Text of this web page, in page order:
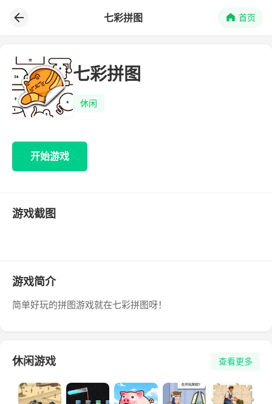
七彩拼图 首页
七彩拼图
休闲
开始游戏
游戏截图
游戏简介
简单好玩的拼图游戏就在七彩拼图呀！
休闲游戏 查看更多